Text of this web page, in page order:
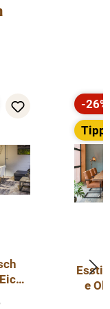
45-
-26%
Tipp
e